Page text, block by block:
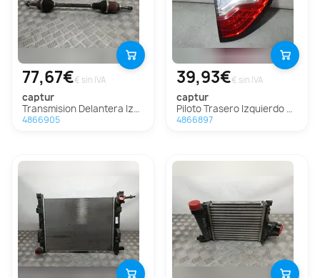
77,67€€ sin IVA
captur
Transmision Delantera Izquierda Para Renault Captur
4866905
39,93€€ sin IVA
captur
Piloto Trasero Izquierdo Para Renault Captur
4866897